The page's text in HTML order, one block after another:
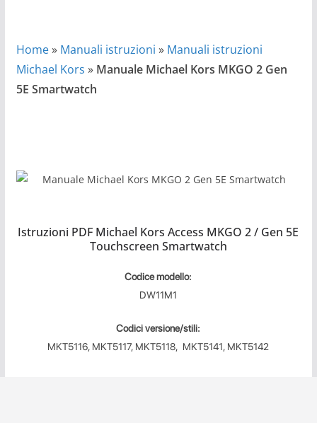
Home» Manuali istruzioni » Manuali istruzioni
Michael Kors » Manuale Michael Kors MKGO 2 Gen
5E Smartwatch
Istruzioni PDF Michael Kors Access MKGO 2 / Gen 5E
Touchscreen Smartwatch
Codice modello:
DW11M1
Codici versione/stili:
MKT5116, MKT5117, MKT5118, MKT5141, MKT5142